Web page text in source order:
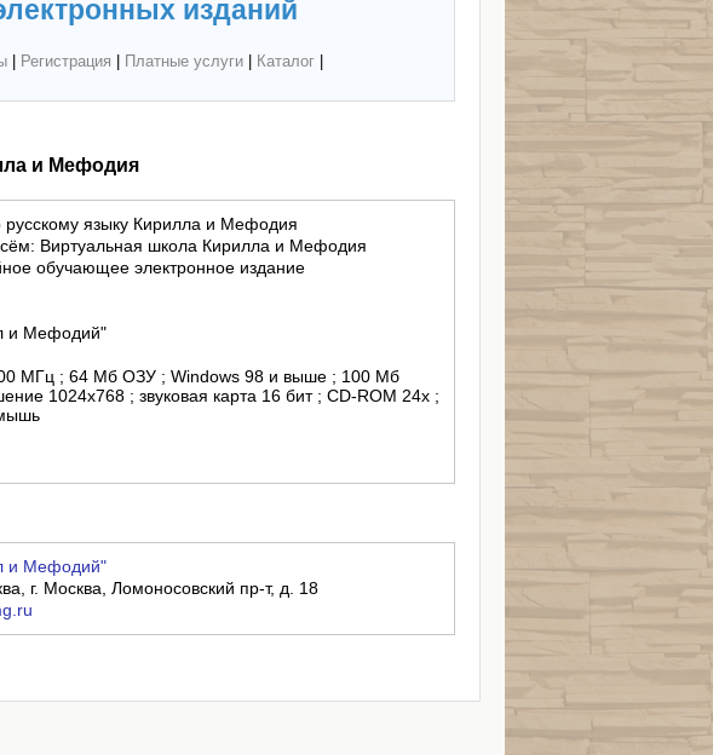
изданий
| Регистрация Платные услуги| Каталог|
и Мефодия
русскому языку Кирилла и Мефодия
Виртуальная школа Кирилла и Мефодия
обучающее электронное издание
и Мефодий"
МГц ; 64 Мб ОЗУ ; Windows 98 и выше ; 100 Мб
1024х768 ; звуковая карта 16 бит ; CD-ROM 24x ;
и Мефодий"
г. Москва, Ломоносовский пр-т, д. 18